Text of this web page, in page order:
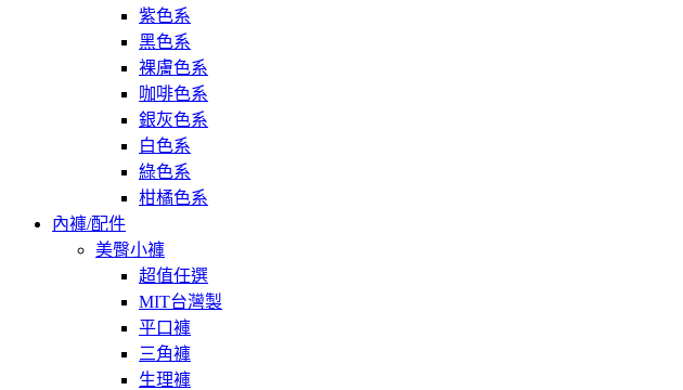
紫色系
黑色系
裸膚色系
咖啡色系
銀灰色系
白色系
綠色系
柑橘色系
內褲/配件
美臀小褲
超值任選
MIT台灣製
平口褲
三角褲
生理褲